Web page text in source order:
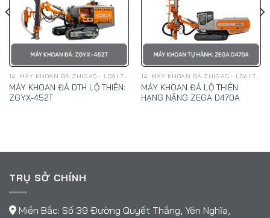
14. MÁY KHOAN ĐÁ ZHIGAO - LOẠI TÍCH HỢP MÁY NÉN KHÍ
MÁY KHOAN ĐÁ DTH LỘ THIÊN:
ZGYX-452T
14. MÁY KHOAN ĐÁ ZHIGAO - LOẠI TÍCH HỢP MÁY NÉN KHÍ
MÁY KHOAN ĐÁ LỘ THIÊN
HẠNG NẶNG ZEGA D470A
TRỤ SỞ CHÍNH
Miền Bắc: Số 39 Đường Quyết Thắng, Yên Nghĩa,